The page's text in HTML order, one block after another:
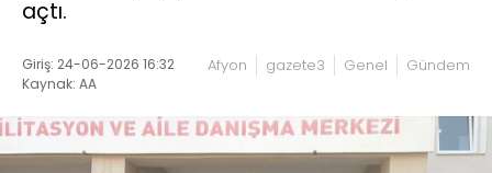
açtı.
Giriş: 24-06-2026 16:32
Kaynak: AA
Afyon gazete3 Genel Gündem